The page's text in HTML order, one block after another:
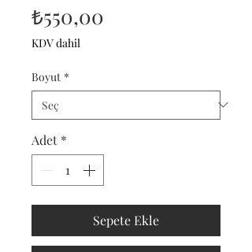
₺550,00
KDV dahil
Boyut *
Adet *
Sepete Ekle